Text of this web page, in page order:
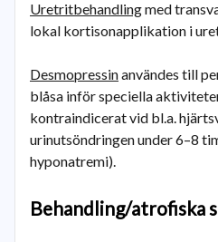
Uretritbehandlingmed
lokal kortisonapplikation i
Desmopressinanvändes till
blåsa inför speciella
kontraindicerat vid bl.a.
urinutsöndringen under 6–8
hyponatremi).
Behandling/atrofiska